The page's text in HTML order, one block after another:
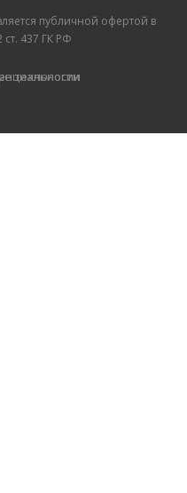
публичной офертой в
ст. 437 ГК РФ
технологии